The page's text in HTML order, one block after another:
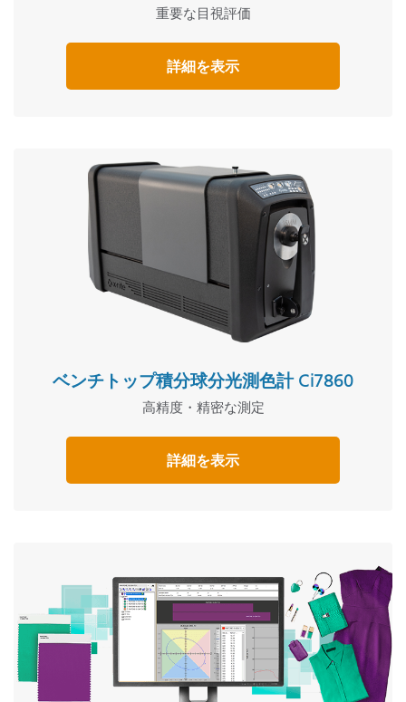
重要な目視評価
詳細を表示
ベンチトップ積分球分光測色計 Ci7860
高精度・精密な測定
詳細を表示